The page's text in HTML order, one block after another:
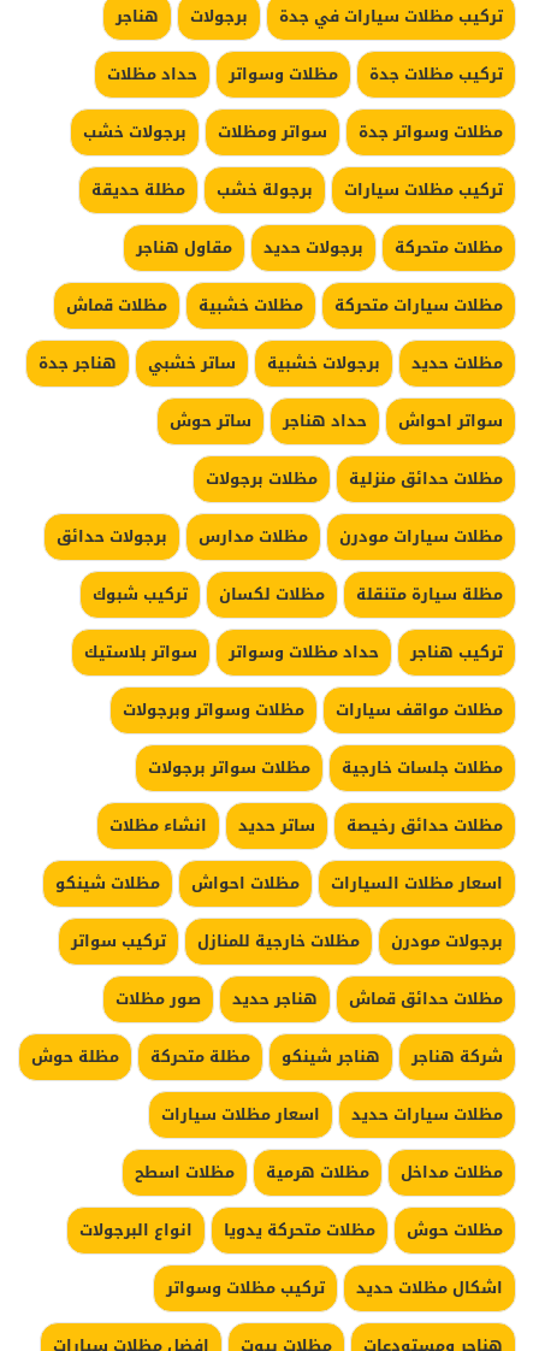
تركيب مظلات سيارات في جدة
برجولات
هناجر
تركيب مظلات جدة
مظلات وسواتر
حداد مظلات
مظلات وسواتر جدة
سواتر ومظلات
برجولات خشب
تركيب مظلات سيارات
برجولة خشب
مظلة حديقة
مظلات متحركة
برجولات حديد
مقاول هناجر
مظلات سيارات متحركة
مظلات خشبية
مظلات قماش
مظلات حديد
برجولات خشبية ساتر خشبي
هناجر جدة
سواتر احواش
حداد هناجر
ساتر حوش
مظلات حدائق منزلية
مظلات برجولات
مظلات سيارات مودرن
مظلات مدارس
برجولات حدائق
مظلة سيارة متنقلة
مظلات لكسان
تركيب شبوك
تركيب هناجر
حداد مظلات وسواتر
سواتر بلاستيك
مظلات مواقف سيارات
مظلات وسواتر وبرجولات
مظلات جلسات خارجية
مظلات سواتر برجولات
مظلات حدائق رخيصة
ساتر حديد
انشاء مظلات
اسعار مظلات السيارات
مظلات احواش
مظلات شينكو
برجولات مودرن
مظلات خارجية للمنازل
تركيب سواتر
مظلات حدائق قماش
هناجر حديد
صور مظلات
شركة هناجر
هناجر شينكو مظلة متحركة
مظلة حوش
مظلات سيارات حديد
اسعار مظلات سيارات
مظلات مداخل
مظلات هرمية
مظلات اسطح
مظلات حوش
مظلات متحركة يدويا
انواع البرجولات
اشكال مظلات حديد
تركيب مظلات وسواتر